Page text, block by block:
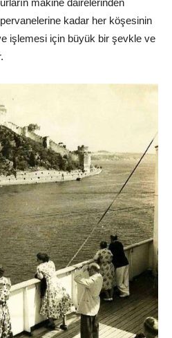
makine dairelerinden
kadar her köşesinin
işlemesi için büyük bir şevkle ve